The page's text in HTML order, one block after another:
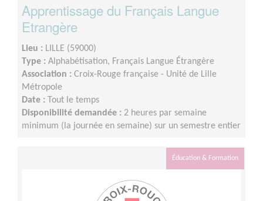
Apprentissage du Français Langue
Etrangère
Lieu : LILLE (59000)
Type : Alphabétisation, Français Langue Étrangère
Association : Croix-Rouge française - Unité de Lille
Métropole
Date : Tout le temps
Disponibilité demandée : 2 heures par semaine
minimum (la journée en semaine) sur un semestre entier
Éducation & Formation